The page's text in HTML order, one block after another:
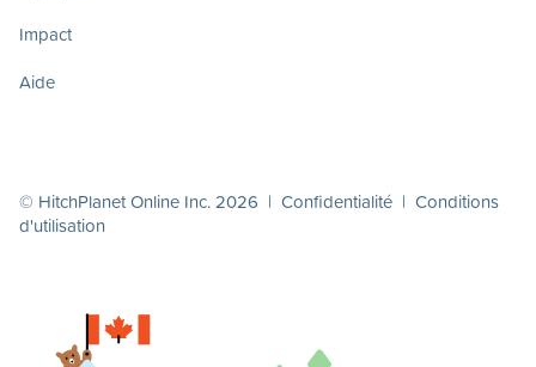
Impact
Aide
© HitchPlanet Online Inc. 2026 | Confidentialité | Conditions
d'utilisation